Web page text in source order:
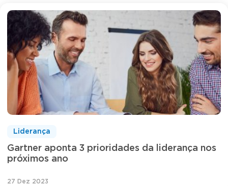
Gartner aponta 3 prioridades da liderança nos
próximos ano
Liderança
27 Dez 2023